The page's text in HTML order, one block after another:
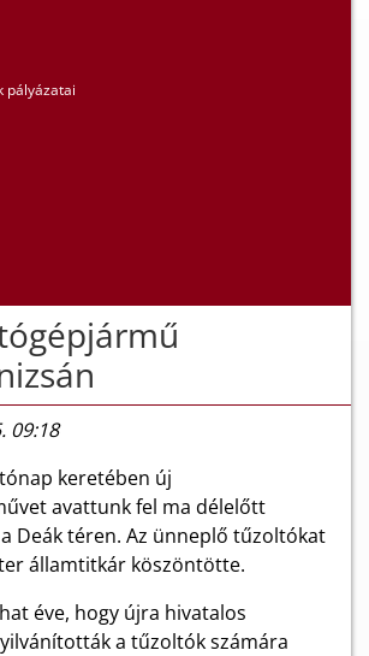
pályázatai
09:18
keretében új
avattunk fel ma délelőtt
Deák téren. Az ünneplő tűzoltókat
államtitkár köszöntötte.
éve, hogy újra hivatalos
a tűzoltók számára